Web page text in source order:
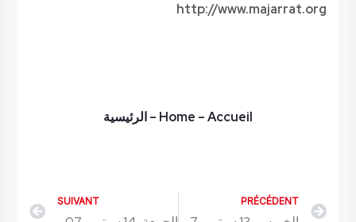
http://www.majarrat.org
Home – Accueil
–الرئيسية
Prev
PRÉCÉDENT
SUIVANT